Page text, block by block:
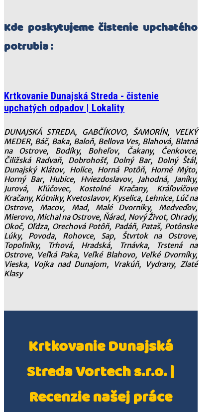
Kde poskytujeme čistenie upchatého
potrubia :
Krtkovanie Dunajská Streda - čistenie
upchatých odpadov | Lokality
DUNAJSKÁ STREDA, GABČÍKOVO, ŠAMORÍN, VEĽKÝ
MEDER, Báč, Baka, Baloň, Bellova Ves, Blahová, Blatná
na Ostrove, Bodíky, Boheľov, Čakany, Čenkovce,
Čiližská Radvaň, Dobrohošť, Dolný Bar, Dolný Štál,
Dunajský Klátov, Holice, Horná Potôň, Horné Mýto,
Horný Bar, Hubice, Hviezdoslavov, Jahodná, Janíky,
Jurová, Kľúčovec, Kostolné Kračany, Kráľovičove
Kračany, Kútniky, Kvetoslavov, Kyselica, Lehnice, Lúč na
Ostrove, Macov, Mad, Malé Dvorníky, Medveďov,
Mierovo, Michal na Ostrove, Ňárad, Nový Život, Ohrady,
Okoč, Oľdza, Orechová Potôň, Padáň, Pataš, Potônske
Lúky, Povoda, Rohovce, Sap, Štvrtok na Ostrove,
Topoľníky, Trhová, Hradská, Trnávka, Trstená na
Ostrove, Veľká Paka, Veľké Blahovo, Veľké Dvorníky,
Vieska, Vojka nad Dunajom, Vrakúň, Vydrany, Zlaté
Klasy
Krtkovanie Dunajská
Streda Vortech s.r.o. |
Recenzie našej práce